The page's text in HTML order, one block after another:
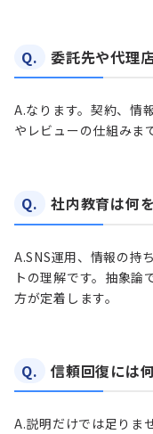
Q. 委託先や代理
A.なります。契約、情
やレビューの仕組みま
Q. 社内教育は何
A.SNS運用、情報の持
トの理解です。抽象論
方が定着します。
Q. 信頼回復には
A.説明だけでは足りま